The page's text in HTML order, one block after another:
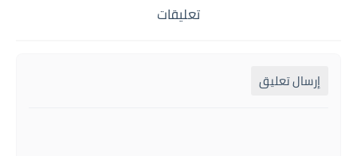
تعليقات
إرسال تعليق